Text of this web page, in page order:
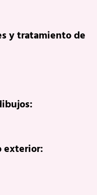
y tratamiento de
exterior: